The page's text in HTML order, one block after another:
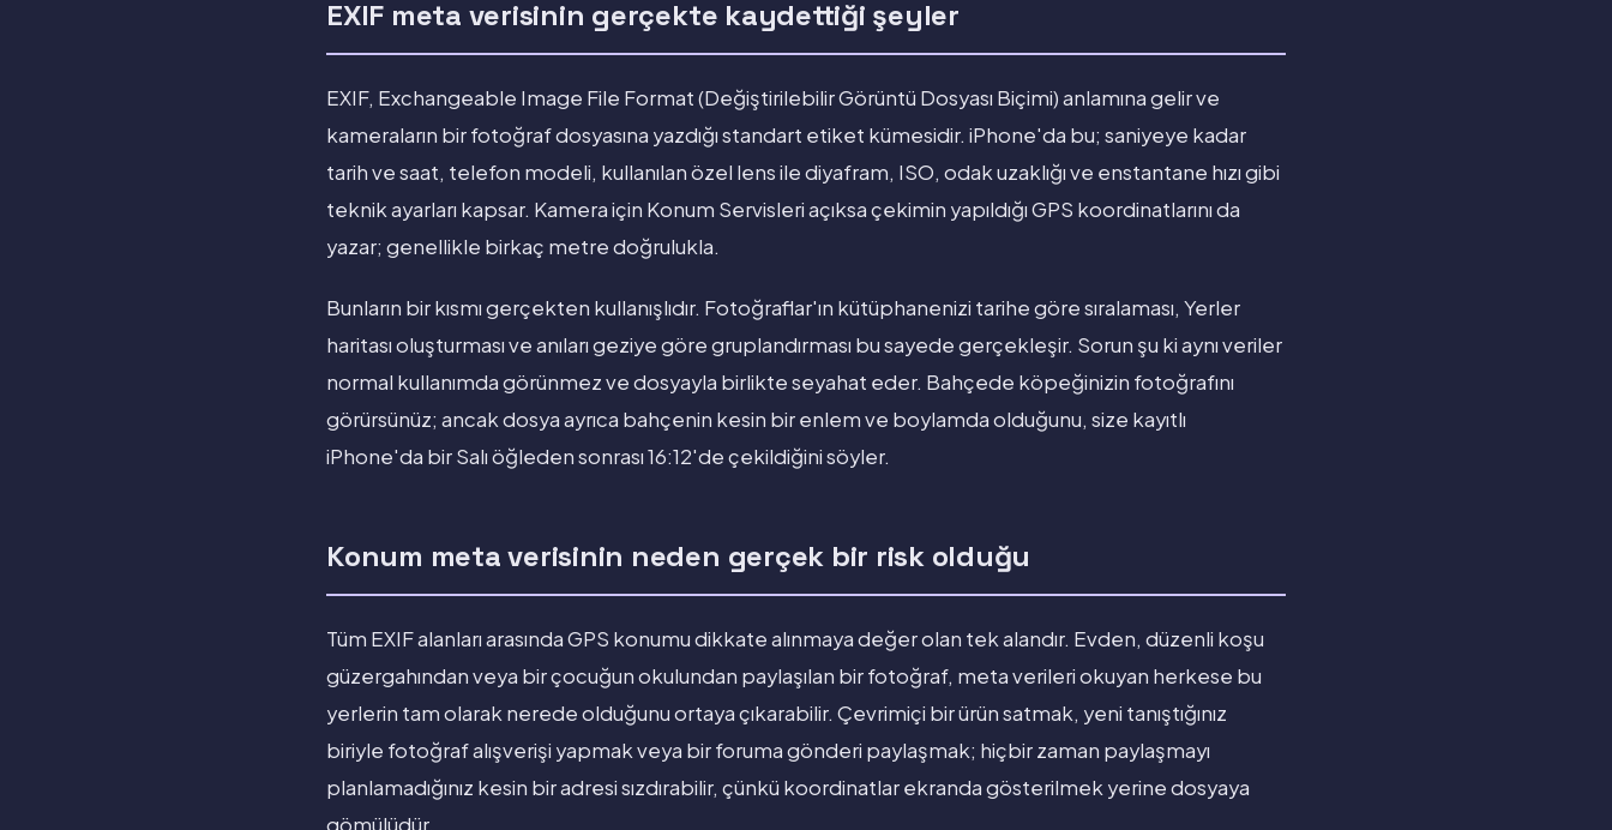
EXIF meta verisinin gerçekte kaydettiği şeyler
EXIF, Exchangeable Image File Format (Değiştirilebilir Görüntü Dosyası Biçimi) anlamına gelir ve
kameraların bir fotoğraf dosyasına yazdığı standart etiket kümesidir. iPhone'da bu; saniyeye kadar
tarih ve saat, telefon modeli, kullanılan özel lens ile diyafram, ISO, odak uzaklığı ve enstantane hızı gibi
teknik ayarları kapsar. Kamera için Konum Servisleri açıksa çekimin yapıldığı GPS koordinatlarını da
yazar; genellikle birkaç metre doğrulukla.
Bunların bir kısmı gerçekten kullanışlıdır. Fotoğraflar'ın kütüphanenizi tarihe göre sıralaması, Yerler
haritası oluşturması ve anıları geziye göre gruplandırması bu sayede gerçekleşir. Sorun şu ki aynı veriler
normal kullanımda görünmez ve dosyayla birlikte seyahat eder. Bahçede köpeğinizin fotoğrafını
görürsünüz; ancak dosya ayrıca bahçenin kesin bir enlem ve boylamda olduğunu, size kayıtlı
iPhone'da bir Salı öğleden sonrası 16:12'de çekildiğini söyler.
Konum meta verisinin neden gerçek bir risk olduğu
Tüm EXIF alanları arasında GPS konumu dikkate alınmaya değer olan tek alandır. Evden, düzenli koşu
güzergahından veya bir çocuğun okulundan paylaşılan bir fotoğraf, meta verileri okuyan herkese bu
yerlerin tam olarak nerede olduğunu ortaya çıkarabilir. Çevrimiçi bir ürün satmak, yeni tanıştığınız
biriyle fotoğraf alışverişi yapmak veya bir foruma gönderi paylaşmak; hiçbir zaman paylaşmayı
planlamadığınız kesin bir adresi sızdırabilir, çünkü koordinatlar ekranda gösterilmek yerine dosyaya
gömülüdür.